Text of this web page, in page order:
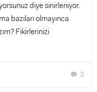
diye sinirleniyor.
bazıları olmayınca
Fikirlerinizi
chat 3